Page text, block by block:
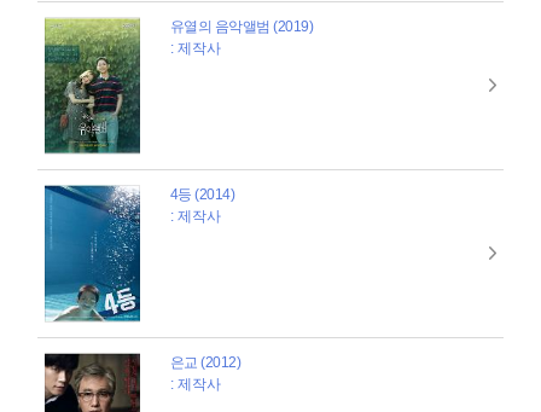
유열의 음악앨범 (2019)
: 제작사
4등 (2014)
: 제작사
은교 (2012)
: 제작사